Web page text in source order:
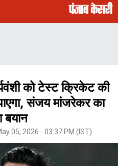
को टेस्ट क्रिकेट की
संजय मांजरेकर का
बयान
05, 2026 - 03:37 PM (IST)